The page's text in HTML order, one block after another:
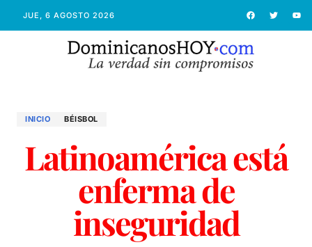
JUE, 6 AGOSTO 2026
INICIO BÉISBOL
Latinoamérica está
enferma de
inseguridad